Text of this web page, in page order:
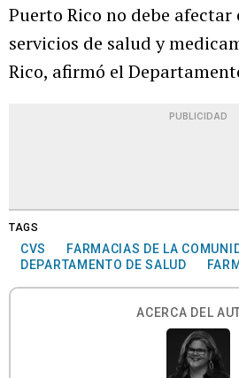
Puerto Rico no debe afectar
servicios de salud y
Rico, afirmó el
PUBLICIDAD
TAGS
CVS
FARMACIAS DE LA
DEPARTAMENTO DE SALUD
ACERCA DEL